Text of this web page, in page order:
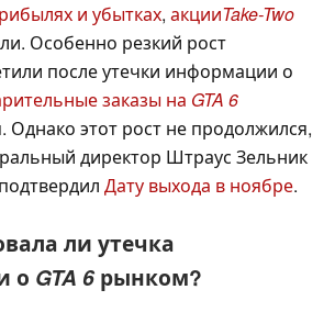
и убытках, акцииTake-Two
Особенно резкий рост
после утечки информации о
заказы на GTA 6
Однако этот рост не продолжился,
директор Штраус Зельник
Дату выхода в ноябре.
ли утечка
о GTA 6рынком?